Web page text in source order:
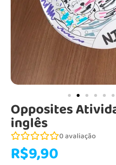
Opposites
inglês
0avaliação
R$9,90